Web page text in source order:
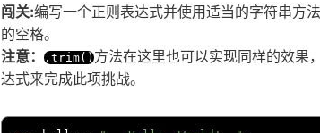
闯关:编写一个正则表达式并使用适当的字符串方
的空格。
注意：
. trim()方法在这里也可以实现同样的效果
达式来完成此项挑战。